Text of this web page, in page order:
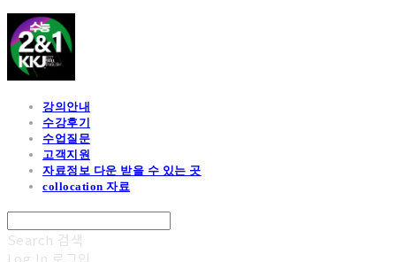
강의안내
수강후기
수업질문
고객지원
자료정보 다운 받을 수 있는 곳
collocation 자료
Search 검색
Log In 로그인